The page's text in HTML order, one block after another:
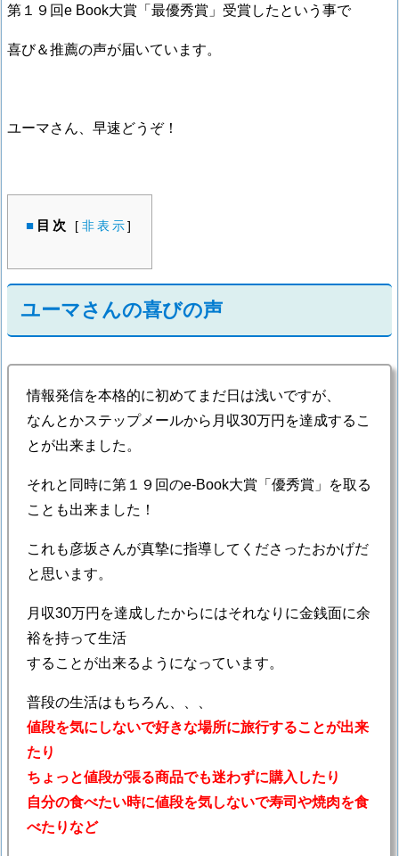
第１９回e Book大賞「最優秀賞」受賞したという事で
喜び＆推薦の声が届いています。
ユーマさん、早速どうぞ！
目次 [ 非表示 ]
ユーマさんの喜びの声
情報発信を本格的に初めてまだ日は浅いですが、
なんとかステップメールから月収30万円を達成するこ
とが出来ました。
それと同時に第１９回のe-Book大賞「優秀賞」を取る
ことも出来ました！
これも彦坂さんが真摯に指導してくださったおかげだ
と思います。
月収30万円を達成したからにはそれなりに金銭面に余
裕を持って生活
することが出来るようになっています。
普段の生活はもちろん、、、
値段を気にしないで好きな場所に旅行することが出来
たり
ちょっと値段が張る商品でも迷わずに購入したり
自分の食べたい時に値段を気しないで寿司や焼肉を食
べたりなど